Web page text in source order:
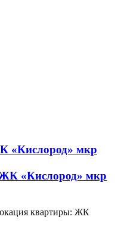
«Кислород» мкр
квартиры: ЖК